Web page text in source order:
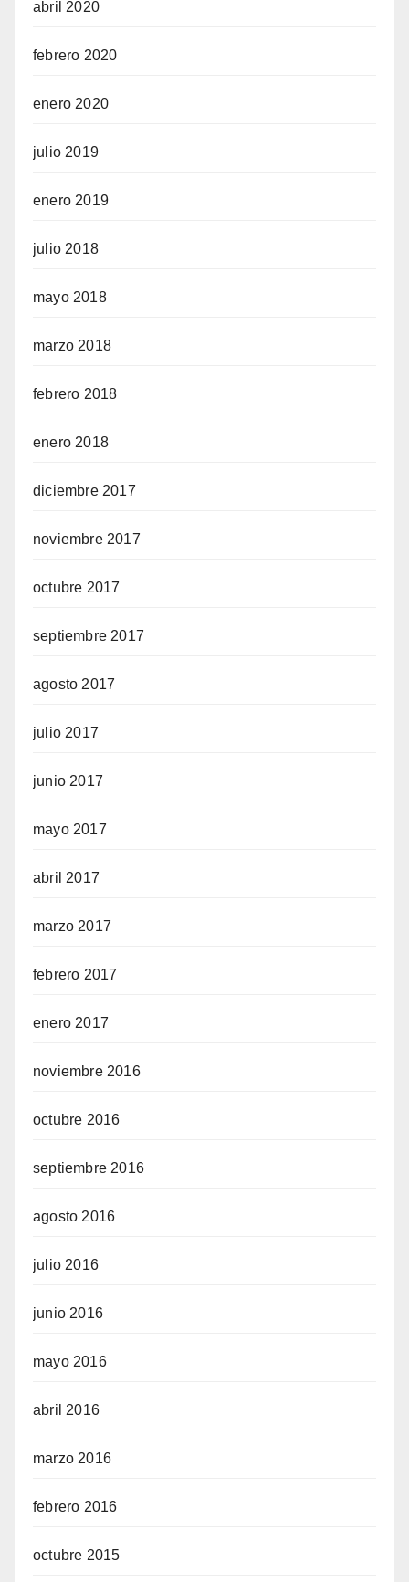
abril 2020
febrero 2020
enero 2020
julio 2019
enero 2019
julio 2018
mayo 2018
marzo 2018
febrero 2018
enero 2018
diciembre 2017
noviembre 2017
octubre 2017
septiembre 2017
agosto 2017
julio 2017
junio 2017
mayo 2017
abril 2017
marzo 2017
febrero 2017
enero 2017
noviembre 2016
octubre 2016
septiembre 2016
agosto 2016
julio 2016
junio 2016
mayo 2016
abril 2016
marzo 2016
febrero 2016
octubre 2015